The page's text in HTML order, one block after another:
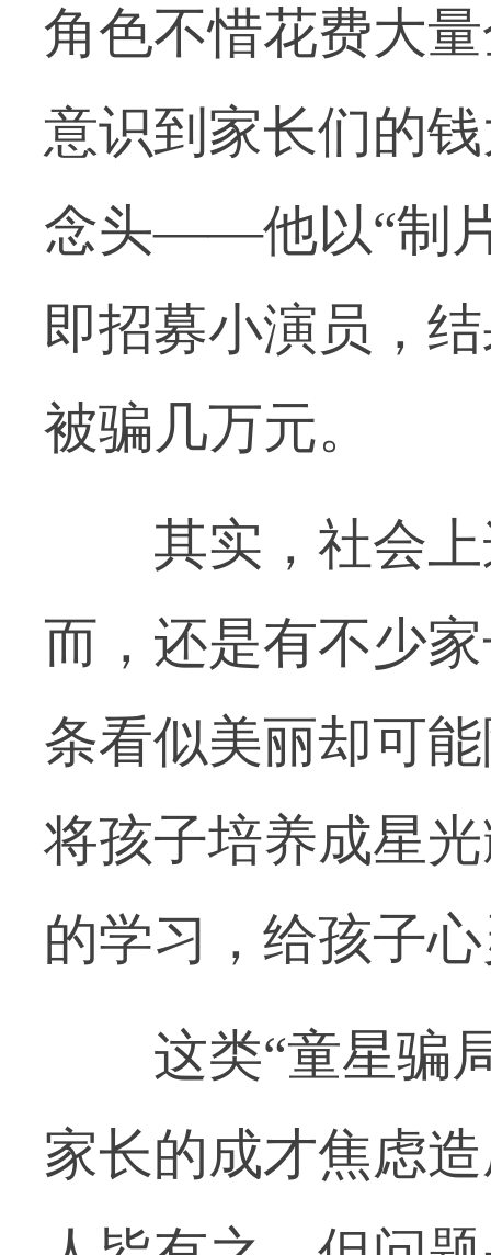
角色不惜花费大
意识到家长们的
念头——他以“制
即招募小演员，
被骗几万元。
其实，社会上
而，还是有不少
条看似美丽却可
将孩子培养成星
的学习，给孩子
这类“童星骗局
家长的成才焦虑